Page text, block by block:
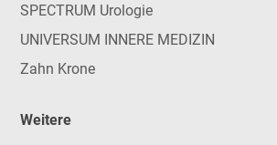
SPECTRUM Urologie
UNIVERSUM INNERE MEDIZIN
Zahn Krone
Weitere